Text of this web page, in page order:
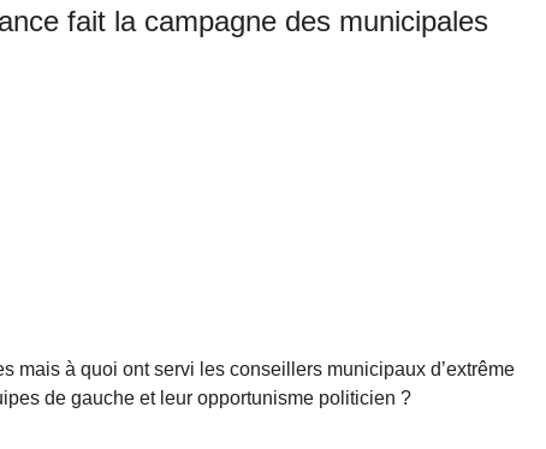
fait la campagne des municipales
mais à quoi ont servi les conseillers municipaux d’extrême
de gauche et leur opportunisme politicien ?